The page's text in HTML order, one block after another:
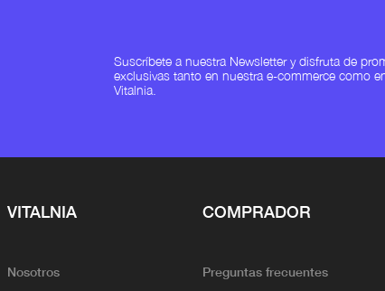
Suscríbete a nuestra Newsletter y disfruta de
exclusivas tanto en nuestra e-commerce como
Vitalnia.
VITALNIA
Nosotros
COMPRADOR
Preguntas frecuentes